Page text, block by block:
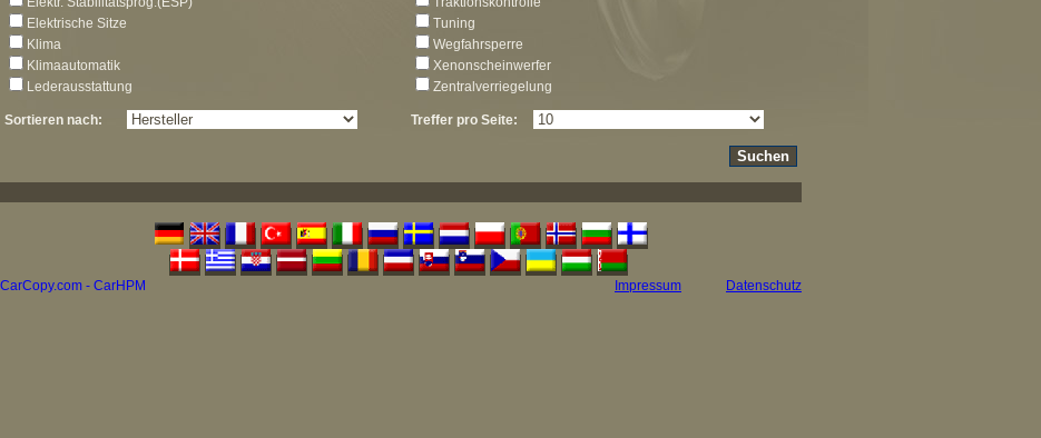
Elektrische Sitze
Klima
Klimaautomatik
Lederausstattung
Tuning
Wegfahrsperre
Xenonscheinwerfer
Zentralverriegelung
Sortieren nach: Treffer pro Seite:
CarCopy.com - CarHPM Datenschutz
Impressum